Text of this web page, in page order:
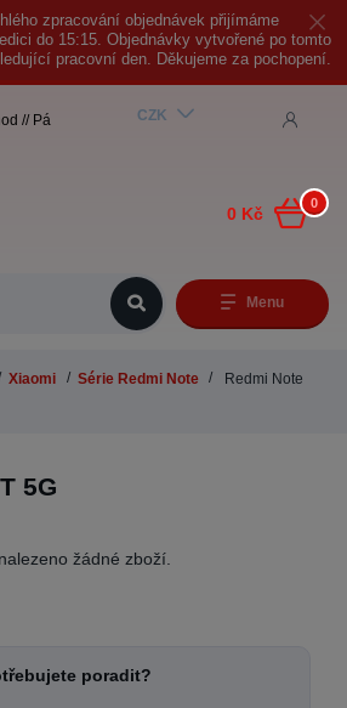
zpracování objednávek přijímáme
do 15:15. Objednávky vytvořené po tomto
pracovní den. Děkujeme za pochopení.
Menu
CZK
// Pá
0
0 Kč
Xiaomi Série Redmi Note
Redmi Note
5G
žádné zboží.
poradit?